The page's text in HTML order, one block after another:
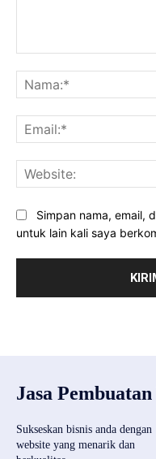
Simpan nama, email,
untuk lain kali saya
Jasa
Sukseskan bisnis anda dengan
website yang menarik dan